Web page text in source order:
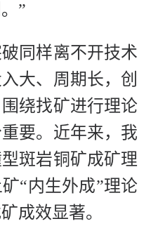
”
同样离不开技术
大、周期长，创
绕找矿进行理论
要。近年来，我
斑岩铜矿成矿理
“内生外成”理论
成效显著。